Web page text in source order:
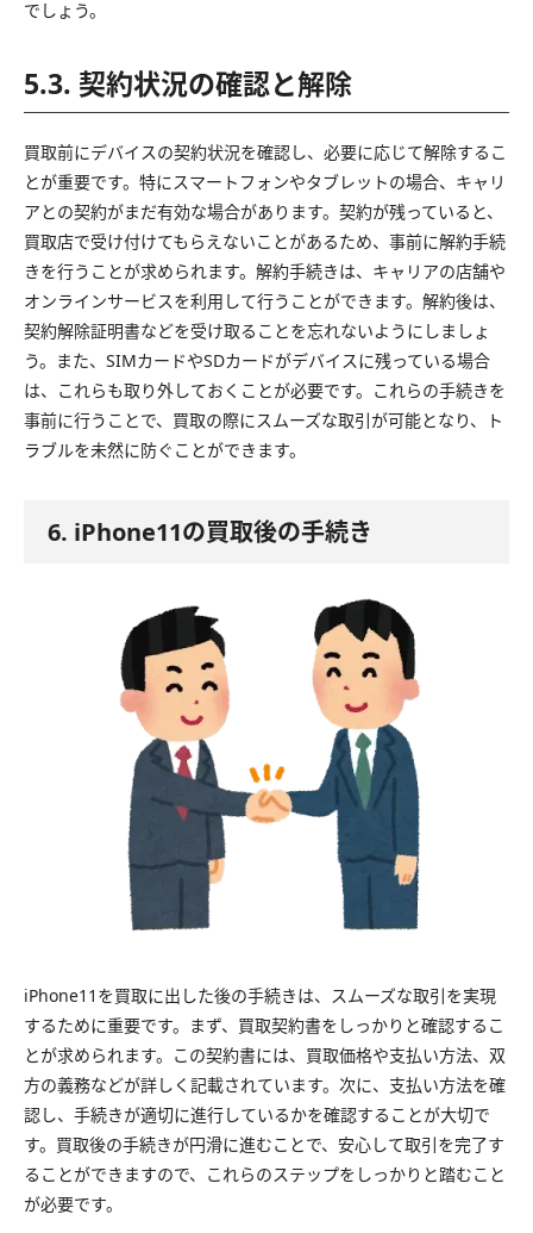
でしょう。
5.3. 契約状況の確認と解除
買取前にデバイスの契約状況を確認し、必要に応じて解除するこ
とが重要です。特にスマートフォンやタブレットの場合、キャリ
アとの契約がまだ有効な場合があります。契約が残っていると、
買取店で受け付けてもらえないことがあるため、事前に解約手続
きを行うことが求められます。解約手続きは、キャリアの店舗や
オンラインサービスを利用して行うことができます。解約後は、
契約解除証明書などを受け取ることを忘れないようにしましょ
う。また、SIMカードやSDカードがデバイスに残っている場合
は、これらも取り外しておくことが必要です。これらの手続きを
事前に行うことで、買取の際にスムーズな取引が可能となり、ト
ラブルを未然に防ぐことができます。
6. iPhone11の買取後の手続き
iPhone11を買取に出した後の手続きは、スムーズな取引を実現
するために重要です。まず、買取契約書をしっかりと確認するこ
とが求められます。この契約書には、買取価格や支払い方法、双
方の義務などが詳しく記載されています。次に、支払い方法を確
認し、手続きが適切に進行しているかを確認することが大切で
す。買取後の手続きが円滑に進むことで、安心して取引を完了す
ることができますので、これらのステップをしっかりと踏むこと
が必要です。